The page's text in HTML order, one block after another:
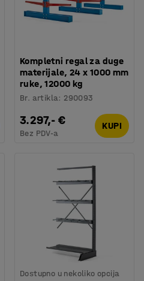
Kompletni regal za duge
materijale, 24 x 1000 mm
ruke, 12000 kg
Br. artikla: 290093
3.297,- €
Bez PDV-a
KUPI
Dostupno u nekoliko opcija